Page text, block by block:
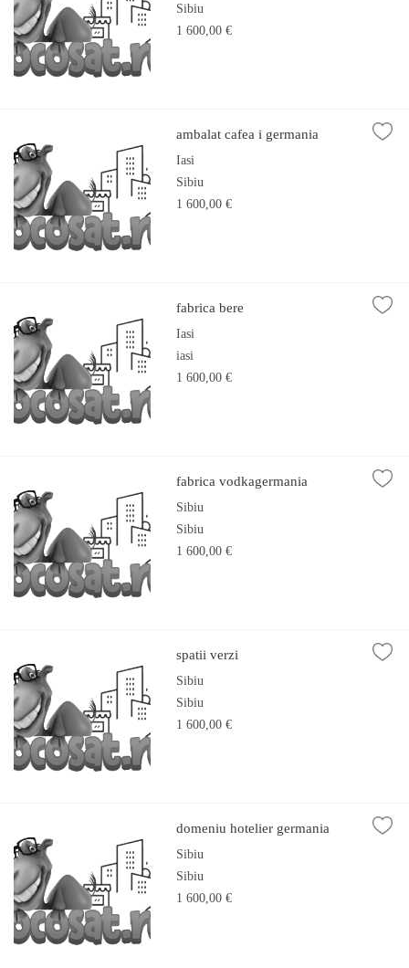
Sibiu
1 600,00 €
ambalat cafea i germania
Iasi
Sibiu
1 600,00 €
fabrica bere
Iasi
iasi
1 600,00 €
fabrica vodkagermania
Sibiu
Sibiu
1 600,00 €
spatii verzi
Sibiu
Sibiu
1 600,00 €
domeniu hotelier germania
Sibiu
Sibiu
1 600,00 €